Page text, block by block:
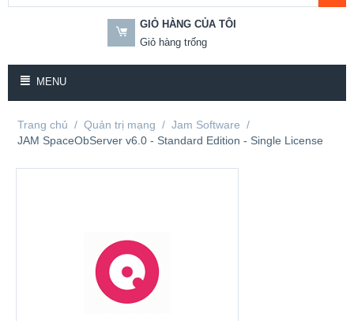
GIỎ HÀNG CỦA TÔI
Giỏ hàng trống
MENU
Trang chủ / Quản trị mạng / Jam Software /
JAM SpaceObServer v6.0 - Standard Edition - Single License